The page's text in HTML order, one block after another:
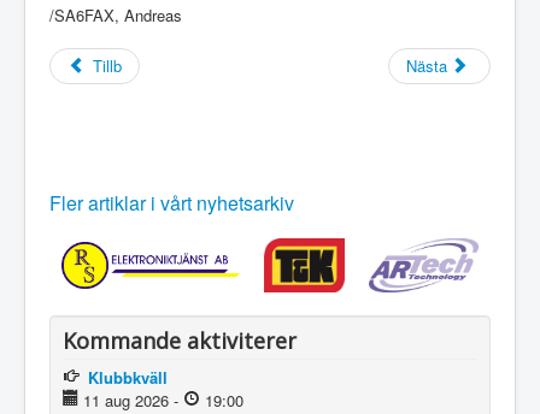
/SA6FAX, Andreas
Tillb Nästa
Fler artiklar i vårt nyhetsarkiv
Kommande aktiviterer
Klubbkväll
11 aug 2026 - 19:00